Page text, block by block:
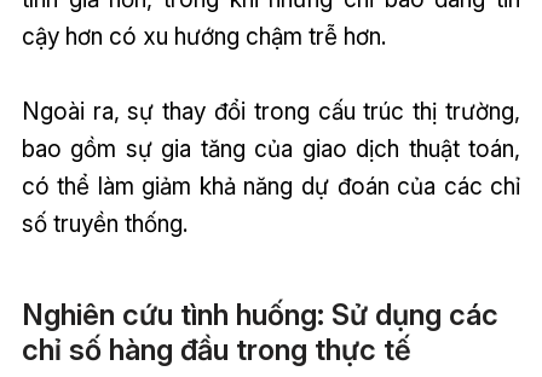
cậy hơn có xu hướng chậm trễ hơn.
Ngoài ra, sự thay đổi trong cấu trúc thị trường,
bao gồm sự gia tăng của giao dịch thuật toán,
có thể làm giảm khả năng dự đoán của các chỉ
số truyền thống.
Nghiên cứu tình huống: Sử dụng các
chỉ số hàng đầu trong thực tế